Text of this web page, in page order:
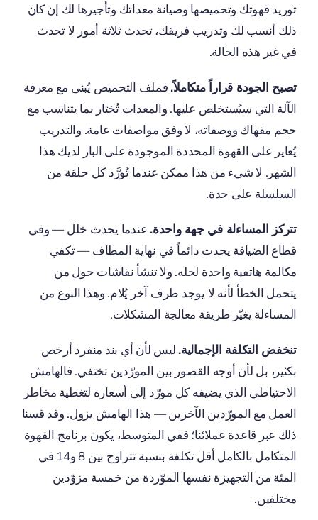
توريد قهوتك وتحميصها وصيانة معداتك وتأجيرها لك إن كان
ذلك أنسب لك وتدريب فريقك، تحدث ثلاثة أمور لا تحدث
في غير هذه الحالة.
تصبح الجودة قراراً متكاملاً. فملف التحميص يُبنى مع معرفة
الآلة التي سيُستخلص عليها. والمعدات تُختار بما يتناسب مع
حجم مقهاك ووصفاته، لا وفق مواصفات عامة. والتدريب
يُعاير على القهوة المحددة الموجودة على البار لديك هذا
الشهر. لا شيء من هذا ممكن عندما تُورَّد كل حلقة من
السلسلة على حدة.
تتركز المساءلة في جهة واحدة. عندما يحدث خلل — وفي
قطاع الضيافة يحدث دائماً في نهاية المطاف — تكفي
مكالمة هاتفية واحدة لحله. ولا تنشأ نقاشات حول من
يتحمل الخطأ لأنه لا يوجد طرف آخر يُلام. وهذا النوع من
المساءلة يغيّر طريقة معالجة المشكلات.
تنخفض التكلفة الإجمالية. ليس لأن أي بند منفرد أرخص
بكثير، بل لأن أوجه القصور بين المورّدين تختفي. فالهامش
الاحتياطي الذي يضيفه كل مورّد إلى أسعاره لتغطية مخاطر
العمل مع المورّدين الآخرين — هذا الهامش يزول. وقد قسنا
ذلك عبر قاعدة عملائنا؛ ففي المتوسط، يكون برنامج القهوة
المتكامل بالكامل أقل تكلفة بنسبة تتراوح بين 8 و14 في
المئة من التجهيزة نفسها الموّردة من خمسة مزوّدين
مختلفين.